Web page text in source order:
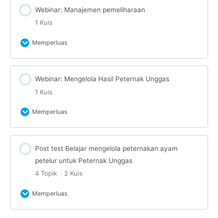
Quiz: Potensi Ternak Ayam Petelur
Quiz: Manajemen Perkandangan
Webinar: Manajemen pemeliharaan
1 Kuis
Memperluas
Quiz Manajemen Pemeliharaan
Webinar: Mengelola Hasil Peternak Unggas
1 Kuis
Memperluas
Quiz Mengelola hasil peternak unggas
Post test Belajar mengelola peternakan ayam
petelur untuk Peternak Unggas
4 Topik
2 Kuis
Memperluas